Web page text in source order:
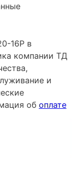
16P в
компании ТД
и
об оплате